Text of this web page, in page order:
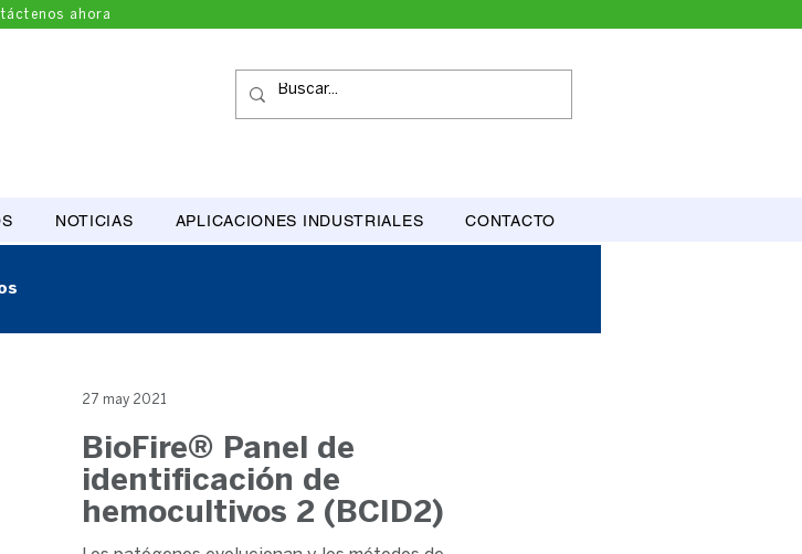
ahora
NOTICIAS APLICACIONES INDUSTRIALES CONTACTO
BioFire® Panel de
identificación de
hemocultivos 2 (BCID2)
27 may 2021